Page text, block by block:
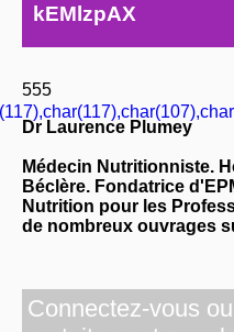
kEMlzpAX
555
Dr Laurence Plumey
Médecin Nutritionniste.
Béclère. Fondatrice
Nutrition pour les
de nombreux ouvrages
Connectez-vous